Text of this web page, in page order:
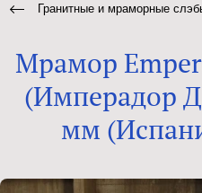
Гранитные и мраморные
Мрамор
(Имперадор
мм